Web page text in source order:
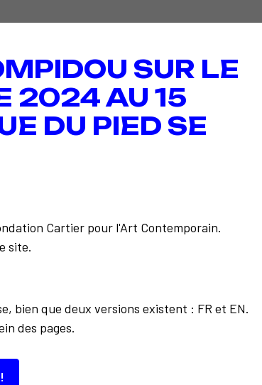
SUR LE
2024 AU 15
DU PIED SE
Cartier pour l'Art Contemporain.
site.
bien que deux versions existent : FR et EN.
des pages.